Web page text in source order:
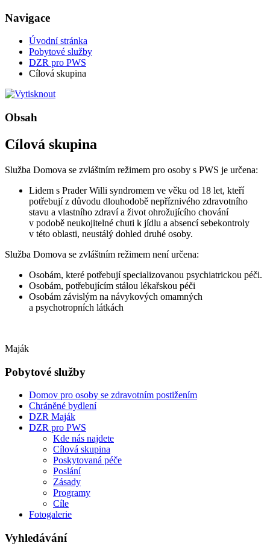
Navigace
Úvodní stránka
Pobytové služby
DZR pro PWS
Cílová skupina
Obsah
Cílová skupina
Služba Domova se zvláštním režimem pro osoby s PWS je určena:
Lidem s Prader Willi syndromem ve věku od 18 let, kteří
potřebují z důvodu dlouhodobě nepříznivého zdravotního
stavu a vlastního zdraví a život ohrožujícího chování
v podobě neukojitelné chuti k jídlu a absencí sebekontroly
v této oblasti, neustálý dohled druhé osoby.
Služba Domova se zvláštním režimem není určena:
Osobám, které potřebují specializovanou psychiatrickou péči.
Osobám, potřebujícím stálou lékařskou péči
Osobám závislým na návykových omamných
a psychotropních látkách
Maják
Pobytové služby
Domov pro osoby se zdravotním postižením
Chráněné bydlení
DZR Maják
DZR pro PWS
Kde nás najdete
Cílová skupina
Poskytovaná péče
Poslání
Zásady
Programy
Cíle
Fotogalerie
Vyhledávání